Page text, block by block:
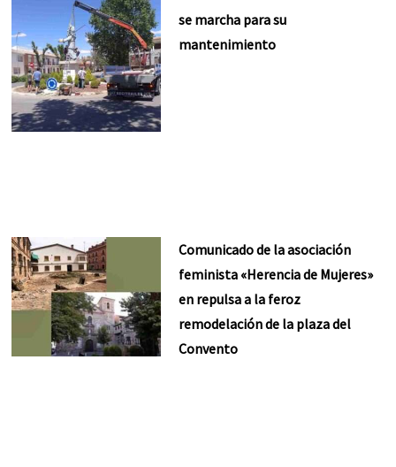
se marcha para su
mantenimiento
Comunicado de la asociación
feminista «Herencia de Mujeres»
en repulsa a la feroz
remodelación de la plaza del
Convento